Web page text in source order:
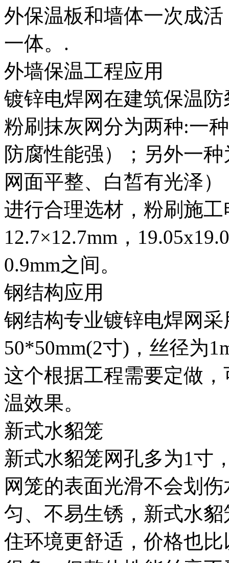
外保温板和墙体一次成
一体。.
外墙保温工程应用
镀锌电焊网在建筑保温
粉刷抹灰网分为两种:一
防腐性能强）；另外一
网面平整、白皙有光泽
进行合理选材，粉刷施
12.7×12.7mm，
0.9mm之间。
钢结构应用
钢结构专业镀锌电焊网
50*50mm(2寸)，丝径为
这个根据工程需要定做
温效果。
新式水貂笼
新式水貂笼网孔多为1寸
网笼的表面光滑不会划
匀、不易生锈，新式水
住环境更舒适，价格也